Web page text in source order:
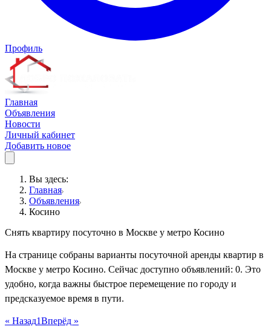
Профиль
Главная
Объявления
Новости
Личный кабинет
Добавить новое
Вы здесь:
Главная
Объявления
Косино
Снять квартиру посуточно в Москве у метро Косино
На странице собраны варианты посуточной аренды квартир в
Москве у метро Косино. Сейчас доступно объявлений: 0. Это
удобно, когда важны быстрое перемещение по городу и
предсказуемое время в пути.
« Назад1Вперёд »